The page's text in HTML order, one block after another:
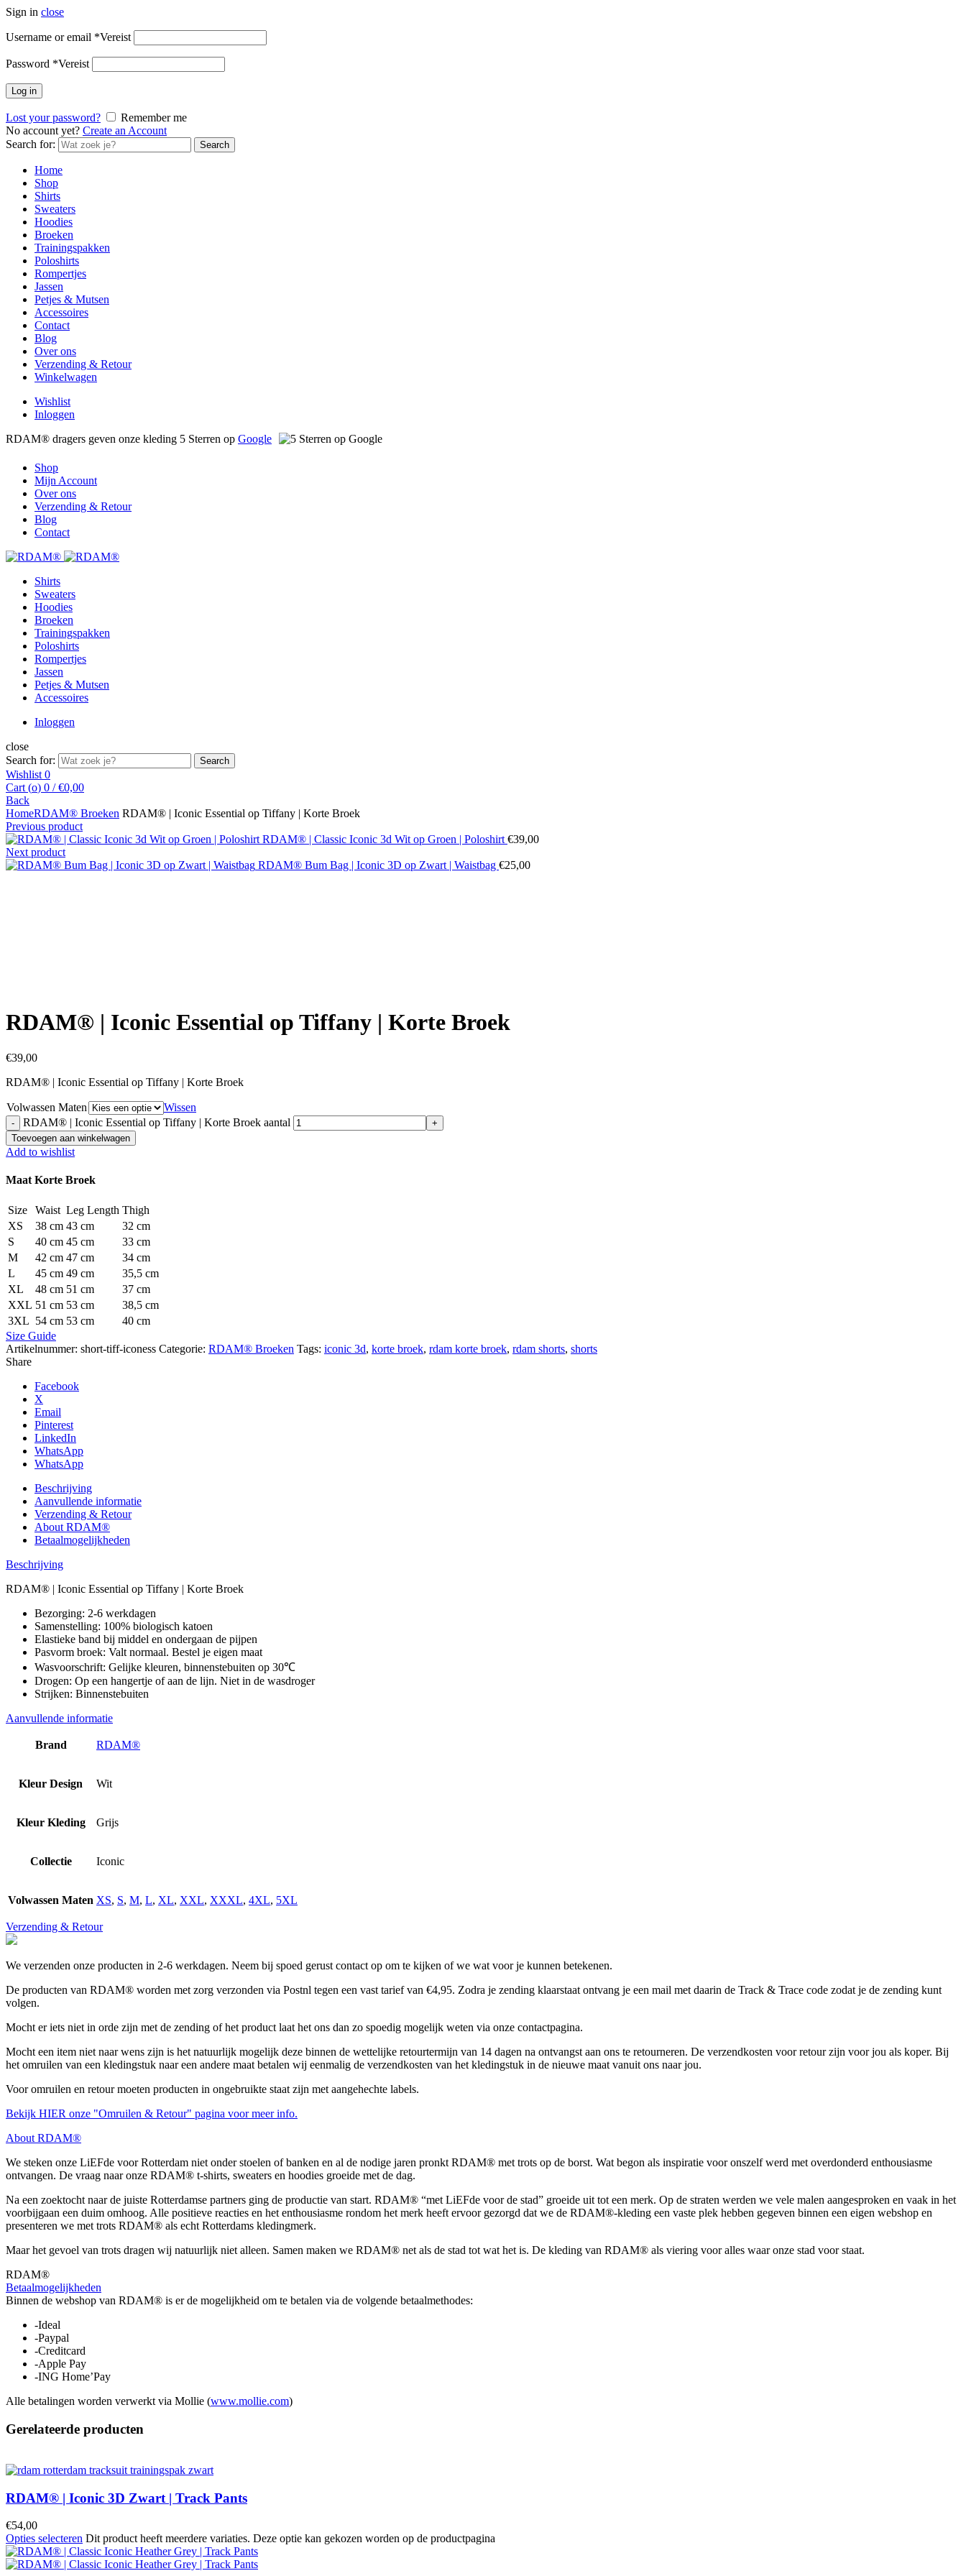
Sign in close
Username or email *Vereist
Password *Vereist
Log in
Lost your password?
Remember me
No account yet? Create an Account
Search for:
Search
Home
Shop
Shirts
Sweaters
Hoodies
Broeken
Trainingspakken
Poloshirts
Rompertjes
Jassen
Petjes & Mutsen
Accessoires
Contact
Blog
Over ons
Verzending & Retour
Winkelwagen
Wishlist
Inloggen
RDAM® dragers geven onze kleding 5 Sterren op Google
Shop
Mijn Account
Over ons
Verzending & Retour
Blog
Contact
Shirts
Sweaters
Hoodies
Broeken
Trainingspakken
Poloshirts
Rompertjes
Jassen
Petjes & Mutsen
Accessoires
Inloggen
close
Search for:
Search
Wishlist 0
Cart (o) 0 / €0,00
Back
HomeRDAM® Broeken RDAM® | Iconic Essential op Tiffany | Korte Broek
Previous product
RDAM® | Classic Iconic 3d Wit op Groen | Poloshirt €39,00
Next product
RDAM® Bum Bag | Iconic 3D op Zwart | Waistbag €25,00
RDAM® | Iconic Essential op Tiffany | Korte Broek
€39,00
RDAM® | Iconic Essential op Tiffany | Korte Broek
Volwassen Maten
Wissen
RDAM® | Iconic Essential op Tiffany | Korte Broek aantal
Toevoegen aan winkelwagen
Add to wishlist
Maat Korte Broek
Size Waist Leg Length Thigh
XS
38 cm 43 cm
32 cm
S
40 cm 45 cm
33 cm
M
42 cm 47 cm
34 cm
L
45 cm 49 cm
35,5 cm
XL
48 cm 51 cm
37 cm
XXL 51 cm 53 cm
38,5 cm
3XL 54 cm 53 cm
40 cm
Size Guide
Artikelnummer: short-tiff-iconess Categorie: RDAM® Broeken Tags: iconic 3d, korte broek, rdam korte broek, rdam shorts, shorts
Share
Facebook
X
Email
Pinterest
LinkedIn
WhatsApp
WhatsApp
Beschrijving
Aanvullende informatie
Verzending & Retour
About RDAM®
Betaalmogelijkheden
Beschrijving
RDAM® | Iconic Essential op Tiffany | Korte Broek
Bezorging: 2-6 werkdagen
Samenstelling: 100% biologisch katoen
Elastieke band bij middel en ondergaan de pijpen
Pasvorm broek: Valt normaal. Bestel je eigen maat
Wasvoorschrift: Gelijke kleuren, binnenstebuiten op 30℃
Drogen: Op een hangertje of aan de lijn. Niet in de wasdroger
Strijken: Binnenstebuiten
Aanvullende informatie
Brand RDAM®
Kleur Design Wit
Kleur Kleding Grijs
Collectie Iconic
Volwassen Maten XS, S, M, L, XL, XXL, XXXL, 4XL, 5XL
Verzending & Retour
We verzenden onze producten in 2-6 werkdagen. Neem bij spoed gerust contact op om te kijken of we wat voor je kunnen betekenen.
De producten van RDAM® worden met zorg verzonden via Postnl tegen een vast tarief van €4,95. Zodra je zending klaarstaat ontvang je een mail met daarin de Track & Trace code zodat je de zending kunt
volgen.
Mocht er iets niet in orde zijn met de zending of het product laat het ons dan zo spoedig mogelijk weten via onze contactpagina.
Mocht een item niet naar wens zijn is het natuurlijk mogelijk deze binnen de wettelijke retourtermijn van 14 dagen na ontvangst aan ons te retourneren. De verzendkosten voor retour zijn voor jou als koper. Bij
het omruilen van een kledingstuk naar een andere maat betalen wij eenmalig de verzendkosten van het kledingstuk in de nieuwe maat vanuit ons naar jou.
Voor omruilen en retour moeten producten in ongebruikte staat zijn met aangehechte labels.
Bekijk HIER onze "Omruilen & Retour" pagina voor meer info.
About RDAM®
We steken onze LiEFde voor Rotterdam niet onder stoelen of banken en al de nodige jaren pronkt RDAM® met trots op de borst. Wat begon als inspiratie voor onszelf werd met overdonderd enthousiasme
ontvangen. De vraag naar onze RDAM® t-shirts, sweaters en hoodies groeide met de dag.
Na een zoektocht naar de juiste Rotterdamse partners ging de productie van start. RDAM® “met LiEFde voor de stad” groeide uit tot een merk. Op de straten werden we vele malen aangesproken en vaak in het
voorbijgaan een duim omhoog. Alle positieve reacties en het enthousiasme rondom het merk heeft ervoor gezorgd dat we de RDAM®-kleding een vaste plek hebben gegeven binnen een eigen webshop en
presenteren we met trots RDAM® als echt Rotterdams kledingmerk.
Maar het gevoel van trots dragen wij natuurlijk niet alleen. Samen maken we RDAM® net als de stad tot wat het is. De kleding van RDAM® als viering voor alles waar onze stad voor staat.
RDAM®
Betaalmogelijkheden
Binnen de webshop van RDAM® is er de mogelijkheid om te betalen via de volgende betaalmethodes:
-Ideal
-Paypal
-Creditcard
-Apple Pay
-ING Home’Pay
Alle betalingen worden verwerkt via Mollie (www.mollie.com)
Gerelateerde producten
RDAM® | Iconic 3D Zwart | Track Pants
€54,00
Opties selecteren Dit product heeft meerdere variaties. Deze optie kan gekozen worden op de productpagina